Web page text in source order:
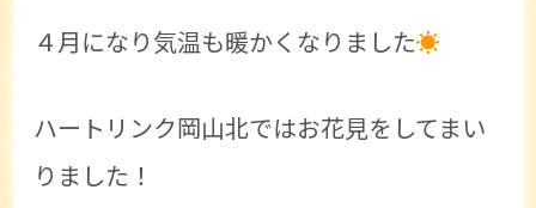
４月になり気温も暖かくなりました☀
ハートリンク岡山北ではお花見をしてまい
りました！